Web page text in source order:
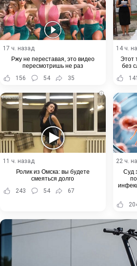
17 ч. назад
Ржу не переставая, это видео
пересмотришь не раз
156
54 35
14 ч.
Этот
без
141
i
11 ч. назад
Ролик из Омска: вы будете
смеяться долго
243
54 67
22 ч.
Суд